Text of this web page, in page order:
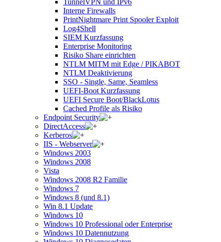
Interne Firewalls
PrintNightmare Print Spooler Exploit
Log4Shell
SIEM Kurzfassung
Enterprise Monitoring
Risiko Share einrichten
NTLM MITM mit Edge / PIKABOT
NTLM Deaktivierung
SSO - Single, Same, Seamless
UEFI-Boot Kurzfassung
UEFI Secure Boot/BlackLotus
Cached Profile als Risiko
Endpoint Security
DirectAccess
Kerberos
IIS - Webserver
Windows 2003
Windows 2008
Vista
Windows 2008 R2 Familie
Windows 7
Windows 8 (und 8.1)
Win 8.1 Update
Windows 10
Windows 10 Professional oder Enterprise
Windows 10 Datennutzung